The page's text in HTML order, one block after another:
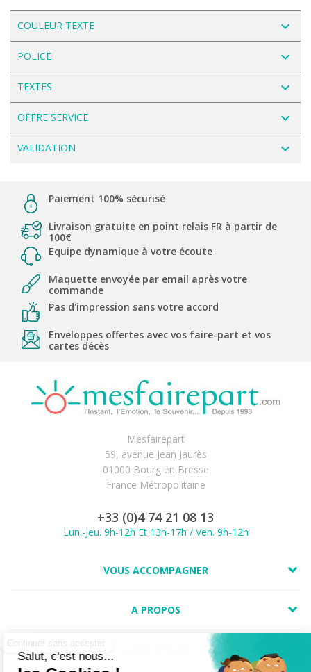
COULEUR TEXTE navigate_next
POLICE navigate_next
TEXTES navigate_next
OFFRE SERVICE navigate_next
VALIDATION navigate_next
Paiement 100% sécurisé
Livraison gratuite en point relais FR à partir de
100€
Equipe dynamique à votre écoute
Maquette envoyée par email après votre
commande
Pas d'impression sans votre accord
Enveloppes offertes avec vos faire-part et vos
cartes décès
Mesfairepart
59, avenue Jean Jaurès
01000 Bourg en Bresse
France Métropolitaine
+33 (0)4 74 21 08 13
Lun.-Jeu. 9h-12h Et 13h-17h / Ven. 9h-12h
VOUS ACCOMPAGNER
A PROPOS